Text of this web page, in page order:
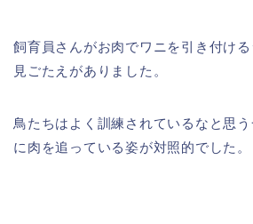
飼育員さんがお肉でワニを引き付け
見ごたえがありました。
鳥たちはよく訓練されているなと思
に肉を追っている姿が対照的でした。